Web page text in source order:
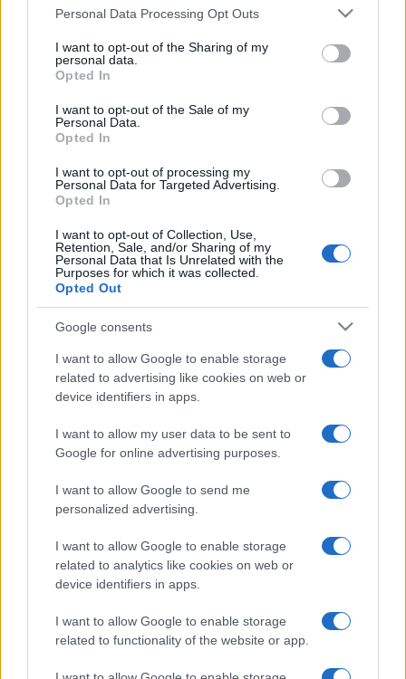
Please note that this website/app uses one or more Google
not limited to your visit or usage behaviour. You may click to
grant or deny consent to Google and its third-party tags to
use your data for below specified purposes in below Google
consent section.
Personal Data Processing Opt Outs
I want to opt-out of the Sharing of my
personal data.
Opted In
I want to opt-out of the Sale of my
Personal Data.
Opted In
I want to opt-out of processing my
Personal Data for Targeted Advertising.
Opted In
I want to opt-out of Collection, Use,
Retention, Sale, and/or Sharing of my
Personal Data that Is Unrelated with the
Purposes for which it was collected.
Opted Out
Google consents
I want to allow Google to enable storage
related to advertising like cookies on web or
device identifiers in apps.
I want to allow my user data to be sent to
Google for online advertising purposes.
I want to allow Google to send me
personalized advertising.
I want to allow Google to enable storage
related to analytics like cookies on web or
device identifiers in apps.
I want to allow Google to enable storage
related to functionality of the website or app.
Incendi alla Massimina: la
soluzioni immediate per
proteggere il bosco
Fontana della Rotonda: un simbolo
di bellezza rovinato dal degrado
con Spin Time: un appello contro
le disuguaglianze
5 ore fa
PIÙ LETTE
Carburanti adulterati a Roma: sicurezza
stradale a rischio tra indifferenza e
irresponsabilità
Roma in preda alla violenza: la rapina che
sciocca e fa discutere
Da Centocelle a Dubai: il crac di ‘Facile
Ristrutturare’ e il lusso irresponsabile di
Loris Cherubini